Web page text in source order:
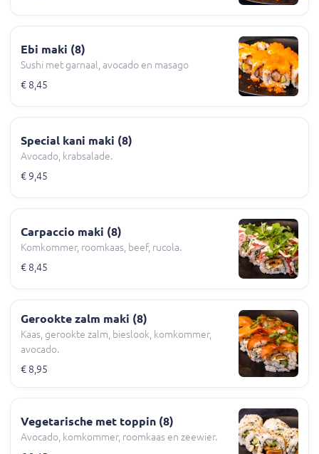
Ebi maki (8)
Sushi met garnaal, avocado en masago
€ 8,45
Special kani maki (8)
Avocado, krabsalade.
€ 9,45
Carpaccio maki (8)
Komkommer, roomkaas, beef, rucola.
€ 8,45
Gerookte zalm maki (8)
Kaas, gerookte zalm, bieslook, komkommer,
avocado.
€ 8,95
Vegetarische met toppin (8)
Avocado, komkommer, roomkaas en zeewier.